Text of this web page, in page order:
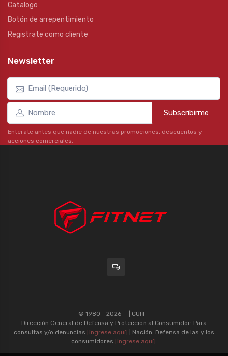
Catalogo
Botón de arrepentimiento
Registrate como cliente
Newsletter
Subscribirme
Enterate antes que nadie de nuestras promociones, descuentos y
acciones comerciales.
© 1980 - 2026 -
| CUIT -
Dirección General de Defensa y Protección al Consumidor: Para
consultas y/o denuncias [ingrese aquí]
| Nación: Defensa de las y los
consumidores [ingrese aquí] .